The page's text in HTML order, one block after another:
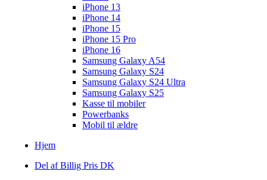
iPhone 13
iPhone 14
iPhone 15
iPhone 15 Pro
iPhone 16
Samsung Galaxy A54
Samsung Galaxy S24
Samsung Galaxy S24 Ultra
Samsung Galaxy S25
Kasse til mobiler
Powerbanks
Mobil til ældre
Hjem
Del af Billig Pris DK